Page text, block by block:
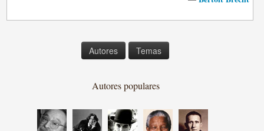
Autores Temas
Autores populares